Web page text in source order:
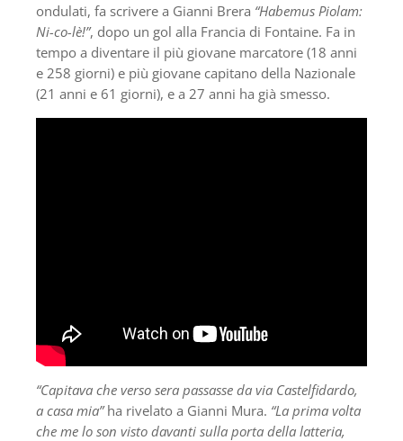
ondulati, fa scrivere a Gianni Brera “Habemus Piolam:
Ni-co-lè!”, dopo un gol alla Francia di Fontaine. Fa in
tempo a diventare il più giovane marcatore (18 anni
e 258 giorni) e più giovane capitano della Nazionale
(21 anni e 61 giorni), e a 27 anni ha già smesso.
“Capitava che verso sera passasse da via Castelfidardo,
a casa mia”ha rivelato a Gianni Mura. “La prima volta
che me lo son visto davanti sulla porta della latteria,